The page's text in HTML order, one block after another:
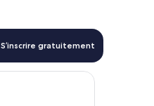
S’inscrire gratuitement